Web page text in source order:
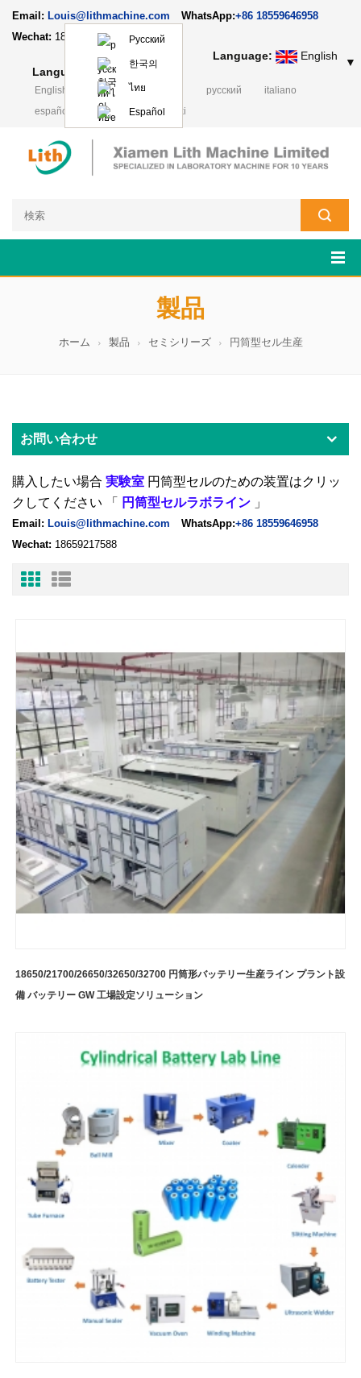
Email: Louis@lithmachine.com WhatsApp:+86 18559646958
Wechat: 18659217588
Language: English ▼
Language: English
Русский
한국의
ไทย
Español
English français русский
italiano
español
português Polski
製品
ホーム 製品 セミシリーズ 円筒型セル生産
お問い合わせ
購入したい場合 実験室 円筒型セルのための装置はクリッ
クしてください 「 円筒型セルラボライン 」
Email: Louis@lithmachine.com WhatsApp:+86 18559646958
Wechat: 18659217588
18650/21700/26650/32650/32700 円筒形バッテリー生産ライン プラント設
備 バッテリー GW 工場設定ソリューション